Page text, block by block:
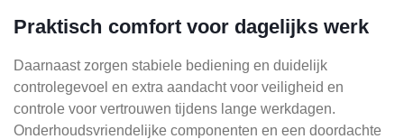
Praktisch comfort voor dagelijks werk
Daarnaast zorgen stabiele bediening en duidelijk
controlegevoel en extra aandacht voor veiligheid en
controle voor vertrouwen tijdens lange werkdagen.
Onderhoudsvriendelijke componenten en een doordachte